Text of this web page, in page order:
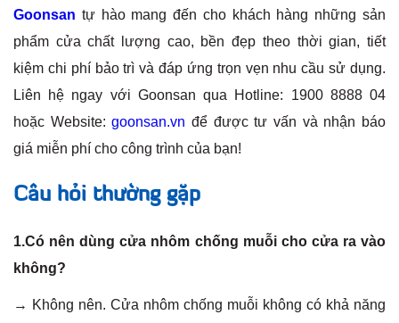
Goonsan tự hào mang đến cho khách hàng những sản
phẩm cửa chất lượng cao, bền đẹp theo thời gian, tiết
kiệm chi phí bảo trì và đáp ứng trọn vẹn nhu cầu sử dụng.
Liên hệ ngay với Goonsan qua Hotline: 1900 8888 04
hoặc Website:goonsan.vn để được tư vấn và nhận báo
giá miễn phí cho công trình của bạn!
Câu hỏi thường gặp
1.Có nên dùng cửa nhôm chống muỗi cho cửa ra vào
không?
→ Không nên. Cửa nhôm chống muỗi không có khả năng